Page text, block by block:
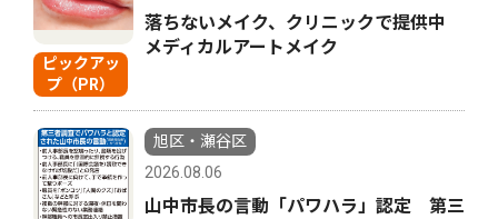
ピックアッ
プ（PR）
落ちないメイク、クリニックで提供中
メディカルアートメイク
旭区・瀬谷区
2026.08.06
山中市長の言動「パワハラ」認定 第三